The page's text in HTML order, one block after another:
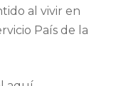
al vivir en
País de la